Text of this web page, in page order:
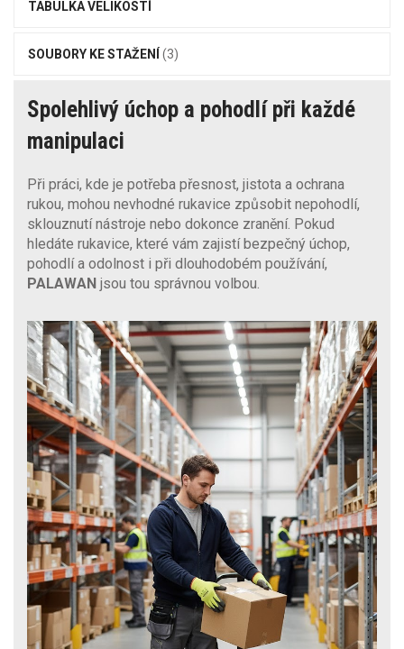
TABULKA VELIKOSTÍ
SOUBORY KE STAŽENÍ (3)
Spolehlivý úchop a pohodlí při každé
manipulaci
Při práci, kde je potřeba přesnost, jistota a ochrana
rukou, mohou nevhodné rukavice způsobit nepohodlí,
sklouznutí nástroje nebo dokonce zranění. Pokud
hledáte rukavice, které vám zajistí bezpečný úchop,
pohodlí a odolnost i při dlouhodobém používání,
PALAWAN jsou tou správnou volbou.